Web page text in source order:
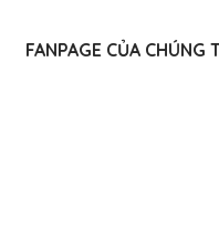
FANPAGE CỦA CHÚNG